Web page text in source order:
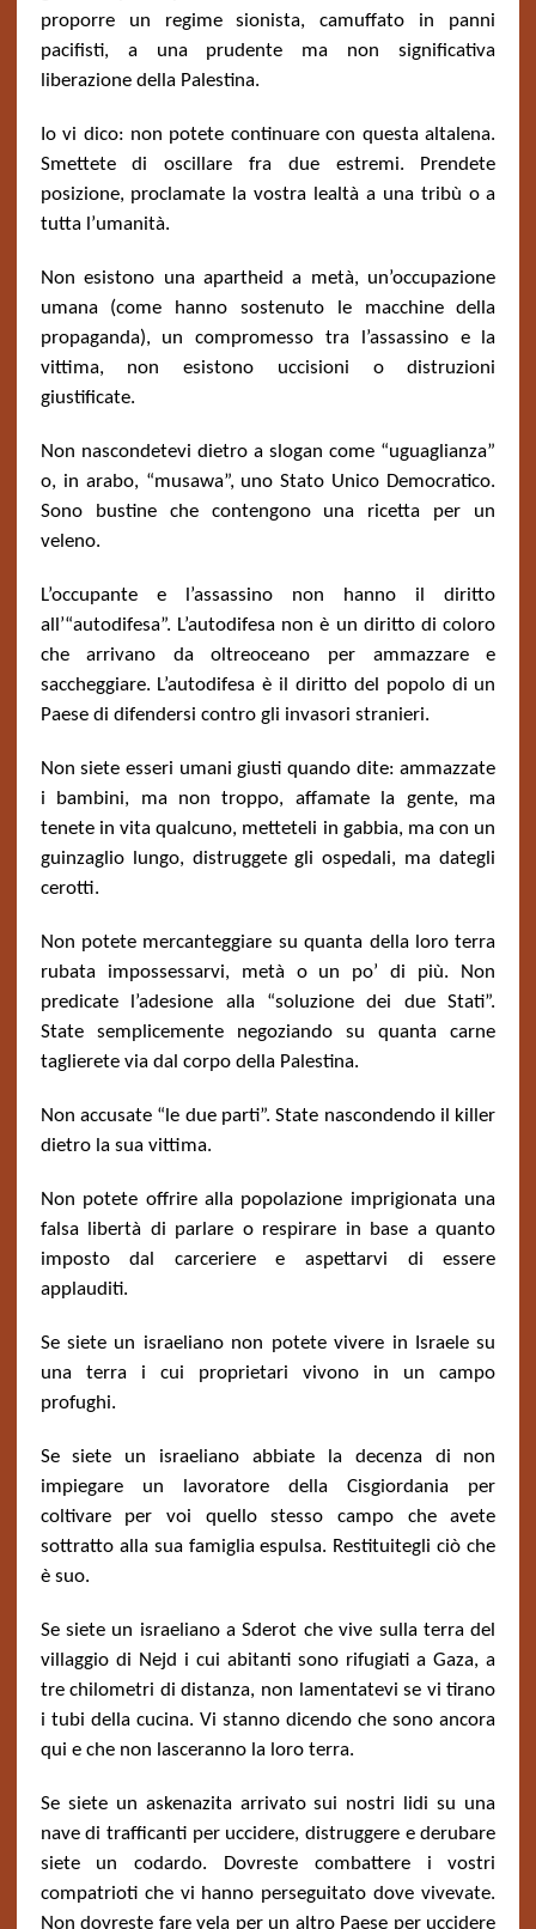
proporre un regime sionista, camuffato in panni
pacifisti, a una prudente ma non significativa
liberazione della Palestina.
Io vi dico: non potete continuare con questa altalena.
Smettete di oscillare fra due estremi. Prendete
posizione, proclamate la vostra lealtà a una tribù o a
tutta l’umanità.
Non esistono una apartheid a metà, un’occupazione
umana (come hanno sostenuto le macchine della
propaganda), un compromesso tra l’assassino e la
vittima, non esistono uccisioni o distruzioni
giustificate.
Non nascondetevi dietro a slogan come “uguaglianza”
o, in arabo, “musawa”, uno Stato Unico Democratico.
Sono bustine che contengono una ricetta per un
veleno.
L’occupante e l’assassino non hanno il diritto
all’“autodifesa”. L’autodifesa non è un diritto di coloro
che arrivano da oltreoceano per ammazzare e
saccheggiare. L’autodifesa è il diritto del popolo di un
Paese di difendersi contro gli invasori stranieri.
Non siete esseri umani giusti quando dite: ammazzate
i bambini, ma non troppo, affamate la gente, ma
tenete in vita qualcuno, metteteli in gabbia, ma con un
guinzaglio lungo, distruggete gli ospedali, ma dategli
cerotti.
Non potete mercanteggiare su quanta della loro terra
rubata impossessarvi, metà o un po’ di più. Non
predicate l’adesione alla “soluzione dei due Stati”.
State semplicemente negoziando su quanta carne
taglierete via dal corpo della Palestina.
Non accusate “le due parti”. State nascondendo il killer
dietro la sua vittima.
Non potete offrire alla popolazione imprigionata una
falsa libertà di parlare o respirare in base a quanto
imposto dal carceriere e aspettarvi di essere
applauditi.
Se siete un israeliano non potete vivere in Israele su
una terra i cui proprietari vivono in un campo
profughi.
Se siete un israeliano abbiate la decenza di non
impiegare un lavoratore della Cisgiordania per
coltivare per voi quello stesso campo che avete
sottratto alla sua famiglia espulsa. Restituitegli ciò che
è suo.
Se siete un israeliano a Sderot che vive sulla terra del
villaggio di Nejd i cui abitanti sono rifugiati a Gaza, a
tre chilometri di distanza, non lamentatevi se vi tirano
i tubi della cucina. Vi stanno dicendo che sono ancora
qui e che non lasceranno la loro terra.
Se siete un askenazita arrivato sui nostri lidi su una
nave di trafficanti per uccidere, distruggere e derubare
siete un codardo. Dovreste combattere i vostri
compatrioti che vi hanno perseguitato dove vivevate.
Non dovreste fare vela per un altro Paese per uccidere